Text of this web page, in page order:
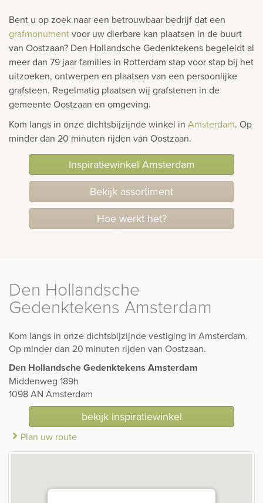
Bent u op zoek naar een betrouwbaar bedrijf dat een
grafmonumentvoor uw dierbare kan plaatsen in de buurt
van Oostzaan? Den Hollandsche Gedenktekens begeleidt al
meer dan 79 jaar families in Rotterdam stap voor stap bij het
uitzoeken, ontwerpen en plaatsen van een persoonlijke
grafsteen. Regelmatig plaatsen wij grafstenen in de
gemeente Oostzaan en omgeving.
Kom langs in onze dichtsbijzijnde winkel in Amsterdam. Op
minder dan 20 minuten rijden van Oostzaan.
Inspiratiewinkel Amsterdam
Bekijk assortiment
Hoe werkt het?
Den Hollandsche
Gedenktekens Amsterdam
Kom langs in onze dichtsbijzijnde vestiging in Amsterdam.
Op minder dan 20 minuten rijden van Oostzaan.
Den Hollandsche Gedenktekens Amsterdam
Middenweg 189h
1098 AN Amsterdam
bekijk inspiratiewinkel
Plan uw route